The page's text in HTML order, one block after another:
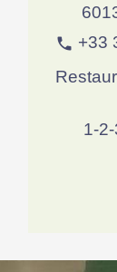
phone +33
1-2